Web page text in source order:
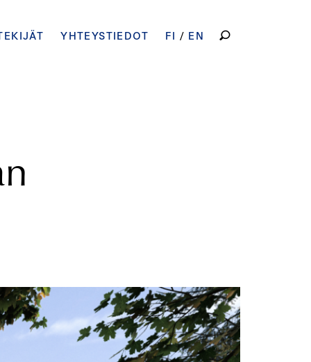
YHTEYSTIEDOT FI EN
HAKU: